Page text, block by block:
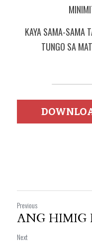
KAYA SAMA-SAMA
TUNGO SA
Previous
ANG
Next